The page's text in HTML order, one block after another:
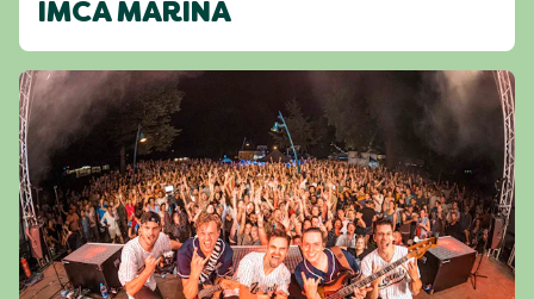
IMCA MARINA